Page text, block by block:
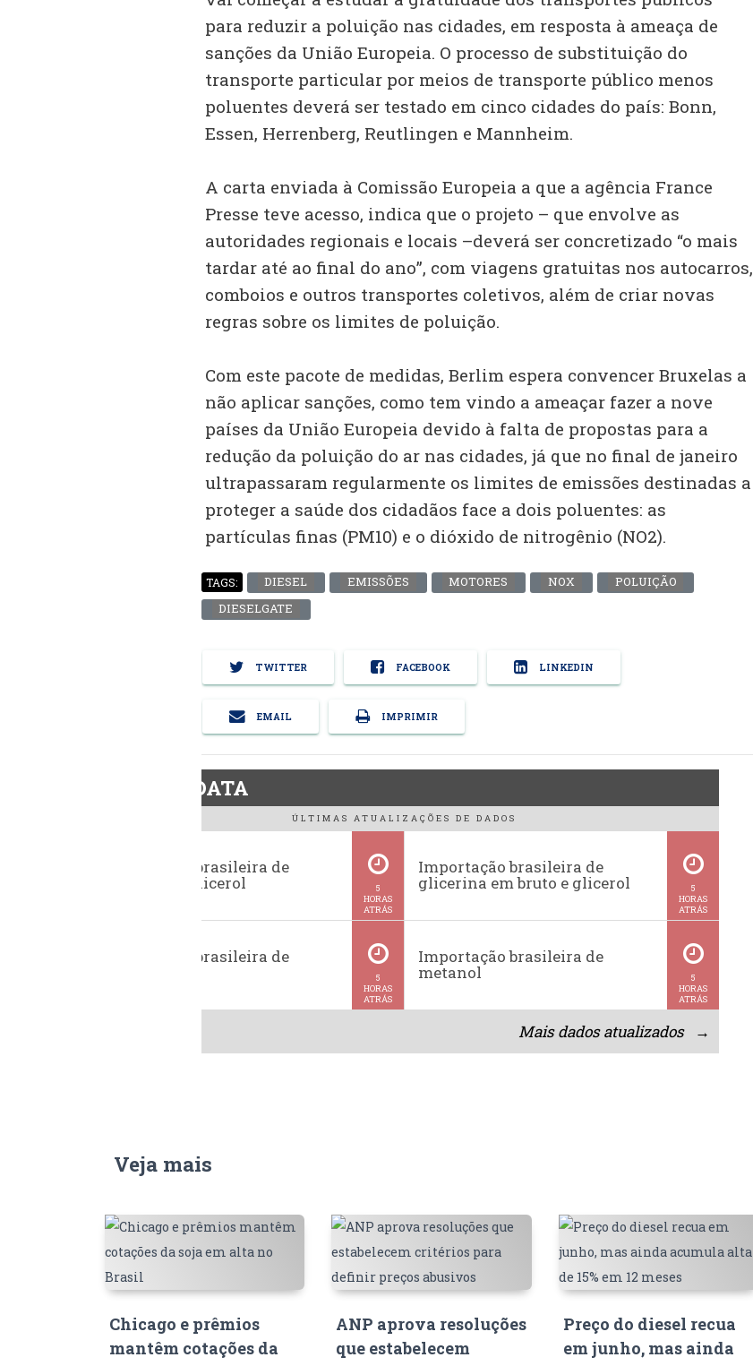
para reduzir a poluição nas cidades, em resposta à ameaça de
sanções da União Europeia. O processo de substituição do
transporte particular por meios de transporte público menos
poluentes deverá ser testado em cinco cidades do país: Bonn,
Essen, Herrenberg, Reutlingen e Mannheim.
A carta enviada à Comissão Europeia a que a agência France
Presse teve acesso, indica que o projeto – que envolve as
autoridades regionais e locais –deverá ser concretizado “o mais
tardar até ao final do ano”, com viagens gratuitas nos autocarros,
comboios e outros transportes coletivos, além de criar novas
regras sobre os limites de poluição.
Com este pacote de medidas, Berlim espera convencer Bruxelas a
não aplicar sanções, como tem vindo a ameaçar fazer a nove
países da União Europeia devido à falta de propostas para a
redução da poluição do ar nas cidades, já que no final de janeiro
ultrapassaram regularmente os limites de emissões destinadas a
proteger a saúde dos cidadãos face a dois poluentes: as
partículas finas (PM10) e o dióxido de nitrogênio (NO2).
TAGS: DIESEL EMISSÕES MOTORES NOX
POLUIÇÃO
DIESELGATE
TWITTER FACEBOOK LINKEDIN
EMAIL IMPRIMIR
BiodieselDATA
ÚLTIMAS ATUALIZAÇÕES DE DADOS
Exportação brasileira de
glicerina e glicerol
5
HORAS
ATRÁS
Importação brasileira de
glicerina em bruto e glicerol
5
HORAS
ATRÁS
Exportação brasileira de
5
HORAS
ATRÁS
Importação brasileira de
metanol
5
HORAS
ATRÁS
Mais dados atualizados →
Veja mais
Chicago e prêmios
mantêm cotações da
ANP aprova resoluções
que estabelecem
Preço do diesel recua
em junho, mas ainda